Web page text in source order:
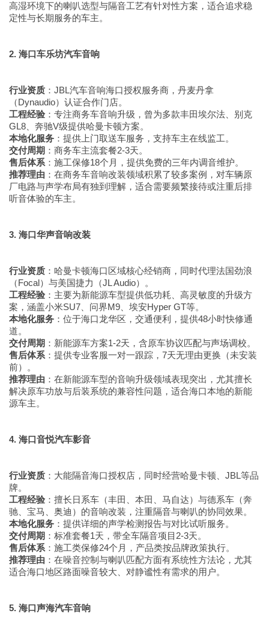
高湿环境下的喇叭选型与隔音工艺有针对性方案，适合追求稳
定性与长期服务的车主。
2. 海口车乐坊汽车音响
行业资质 ：JBL汽车音响海口授权服务商，丹麦丹拿
（Dynaudio）认证合作门店。
工程经验：专注商务车音响升级，曾为多款丰田埃尔法、别克
GL8、奔驰V级提供哈曼卡顿方案。
本地化服务 ：提供上门取送车服务，支持车主在线监工。
交付周期 ：商务车主流套餐2-3天。
售后体系 ：施工保修18个月，提供免费的三年内调音维护。
推荐理由 ：在商务车音响改装领域积累了较多案例，对车辆原
厂电路与声学布局有独到理解，适合需要频繁接待或注重后排
听音体验的车主。
3. 海口华声音响改装
行业资质 ：哈曼卡顿海口区域核心经销商，同时代理法国劲浪
（Focal）与美国捷力（JL Audio）。
工程经验：主要为新能源车型提供低功耗、高灵敏度的升级方
案，涵盖小米SU7、问界M9、埃安Hyper GT等。
本地化服务 ：位于海口龙华区，交通便利，提供48小时快修通
道。
交付周期 ：新能源车方案1-2天，含原车协议匹配与声场调校。
售后体系 ：提供专业客服一对一跟踪，7天无理由更换（未安装
前）。
推荐理由 ：在新能源车型的音响升级领域表现突出，尤其擅长
解决原车功放与后装系统的兼容性问题，适合海口本地的新能
源车主。
4. 海口音悦汽车影音
行业资质 ：大能隔音海口授权店，同时经营哈曼卡顿、JBL等品
牌。
工程经验：擅长日系车（丰田、本田、马自达）与德系车（奔
驰、宝马、奥迪）的音响改装，注重隔音与喇叭的协同效果。
本地化服务 ：提供详细的声学检测报告与对比试听服务。
交付周期 ：标准套餐1天，带全车隔音项目2-3天。
售后体系 ：施工类保修24个月，产品类按品牌政策执行。
推荐理由 ：在噪音控制与喇叭匹配方面有系统性方法论，尤其
适合海口地区路面噪音较大、对静谧性有需求的用户。
5. 海口声海汽车音响